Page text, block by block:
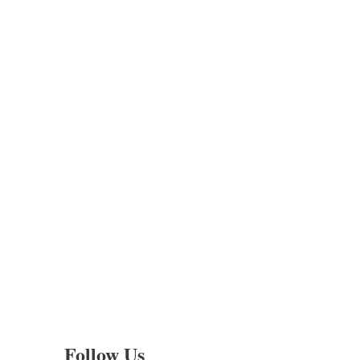
Follow Us